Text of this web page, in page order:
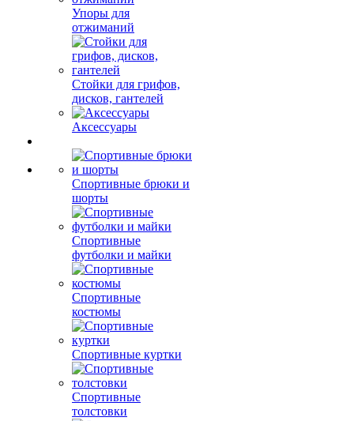
Упоры для
отжиманий
Стойки для грифов,
дисков, гантелей
Аксессуары
Спортивные брюки и
шорты
Спортивные
футболки и майки
Спортивные
костюмы
Спортивные куртки
Спортивные
толстовки